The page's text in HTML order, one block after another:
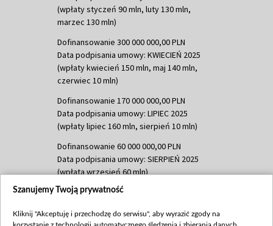
(wpłaty styczeń 90 mln, luty 130 mln,
marzec 130 mln)
Dofinansowanie 300 000 000,00 PLN
Data podpisania umowy: KWIECIEŃ 2025
(wpłaty kwiecień 150 mln, maj 140 mln,
czerwiec 10 mln)
Dofinansowanie 170 000 000,00 PLN
Data podpisania umowy: LIPIEC 2025
(wpłaty lipiec 160 mln, sierpień 10 mln)
Dofinansowanie 60 000 000,00 PLN
Data podpisania umowy: SIERPIEŃ 2025
(wpłata wrzesień 60 mln)
Dofinansowanie 635 783 051,21 PLN
(wpłata wrzesień 100 mln, październik 350
Szanujemy Twoją prywatność
Kliknij "Akceptuję i przechodzę do serwisu", aby wyrazić zgody na